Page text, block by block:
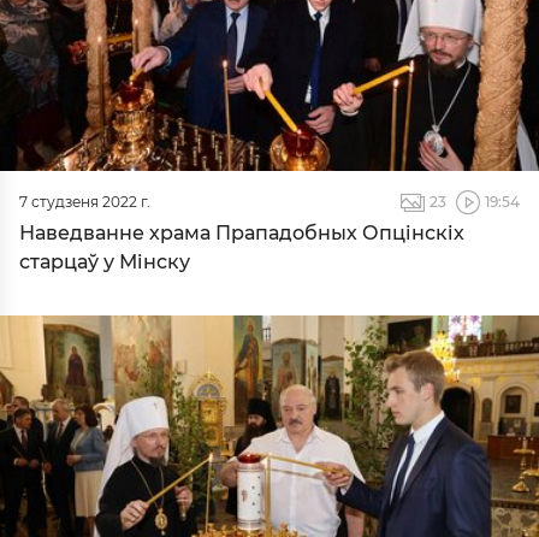
7 студзеня 2022 г. 23 19:54
Наведванне храма Прападобных Опцінскіх
старцаў у Мінску